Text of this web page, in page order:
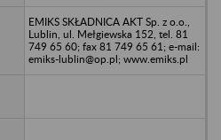
EMIKS SKŁADNICA AKT Sp. z o.o.,
Lublin, ul. Mełgiewska 152, tel. 81
749 65 60; fax 81 749 65 61; e-mail:
emiks-lublin@op.pl; www.emiks.pl